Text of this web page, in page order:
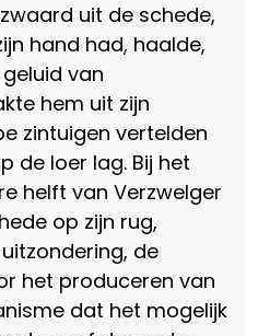
uit de schede,
hand had, haalde,
van
hem uit zijn
zintuigen vertelden
de loer lag. Bij het
helft van Verzwelger
op zijn rug,
de
het produceren van
dat het mogelijk